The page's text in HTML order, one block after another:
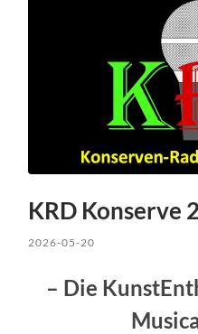
KRD Konserve
2026-05-20
– Die